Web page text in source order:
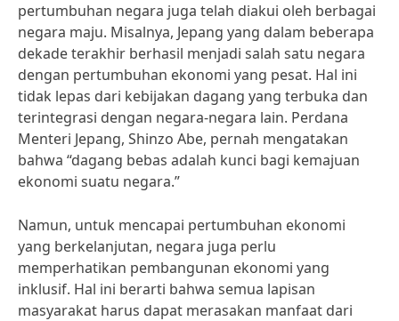
pertumbuhan negara juga telah diakui oleh berbagai
negara maju. Misalnya, Jepang yang dalam beberapa
dekade terakhir berhasil menjadi salah satu negara
dengan pertumbuhan ekonomi yang pesat. Hal ini
tidak lepas dari kebijakan dagang yang terbuka dan
terintegrasi dengan negara-negara lain. Perdana
Menteri Jepang, Shinzo Abe, pernah mengatakan
bahwa “dagang bebas adalah kunci bagi kemajuan
ekonomi suatu negara.”
Namun, untuk mencapai pertumbuhan ekonomi
yang berkelanjutan, negara juga perlu
memperhatikan pembangunan ekonomi yang
inklusif. Hal ini berarti bahwa semua lapisan
masyarakat harus dapat merasakan manfaat dari